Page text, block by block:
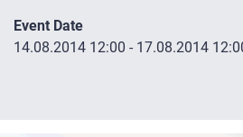
Event Date
14.08.2014 12:00 - 17.08.2014